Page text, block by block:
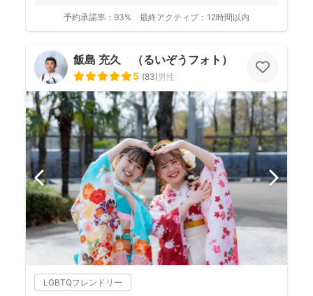
予約承諾率： 93% 最終アクティブ： 12時間以内
飯島 充久 （るいぞうフォト）
5 (83)男性
LGBTQフレンドリー